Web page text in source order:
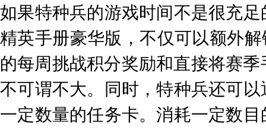
如果特种兵的游戏时间不是很充
精英手册豪华版，不仅可以额外
的每周挑战积分奖励和直接将赛
不可谓不大。同时，特种兵还可
一定数量的任务卡。消耗一定数